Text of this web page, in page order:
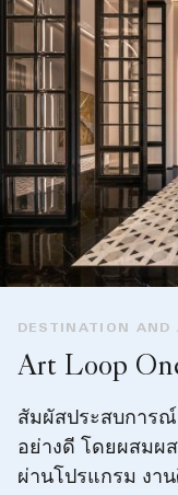
DESTINATION AND
Art Loop
สัมผัสประสบการ
อย่างดี โดยผสมผ
ผ่านโปรแกรม งา